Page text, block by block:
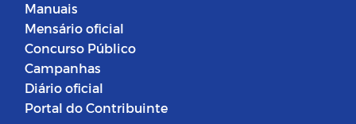
Manuais
Mensário oficial
Concurso Público
Campanhas
Diário oficial
Portal do Contribuinte